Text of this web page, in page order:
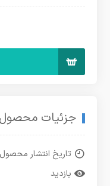
جزئیات محصول
تاریخ انتشار محصول
بازدید